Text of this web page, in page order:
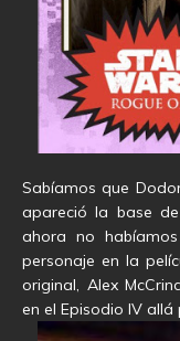
Sabíamos que
apareció la base
ahora no
personaje en la
original, Alex
en el Episodio IV allá